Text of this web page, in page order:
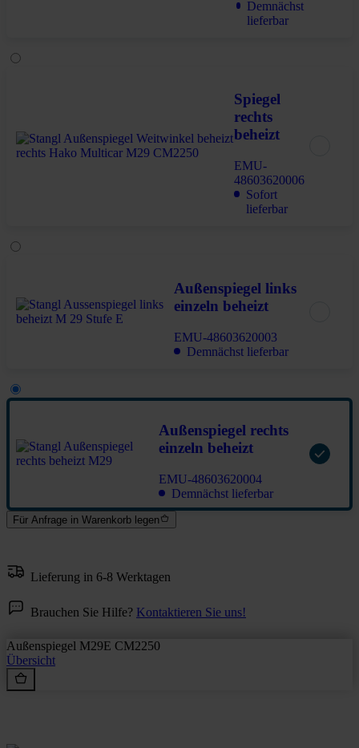
Demnächst
lieferbar
Spiegel
rechts
beheizt
EMU-
48603620006
Sofort
lieferbar
Außenspiegel links
einzeln beheizt
EMU-48603620003
Demnächst lieferbar
Außenspiegel rechts
einzeln beheizt
EMU-48603620004
Demnächst lieferbar
Für Anfrage in Warenkorb legen
Lieferung in 6-8 Werktagen
Brauchen Sie Hilfe? Kontaktieren Sie uns!
Außenspiegel M29E CM2250
Übersicht